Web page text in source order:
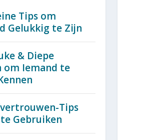
Tips om
Gelukkig te Zijn
& Diepe
om Iemand te
Tips
Gebruiken